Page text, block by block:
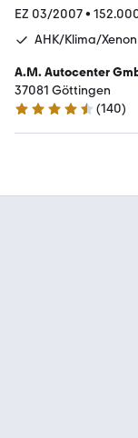
EZ 03/2007•
AHK/Klima/Xenon
A.M. Autocenter
37081 Göttingen
4.4 Sterne
(140)